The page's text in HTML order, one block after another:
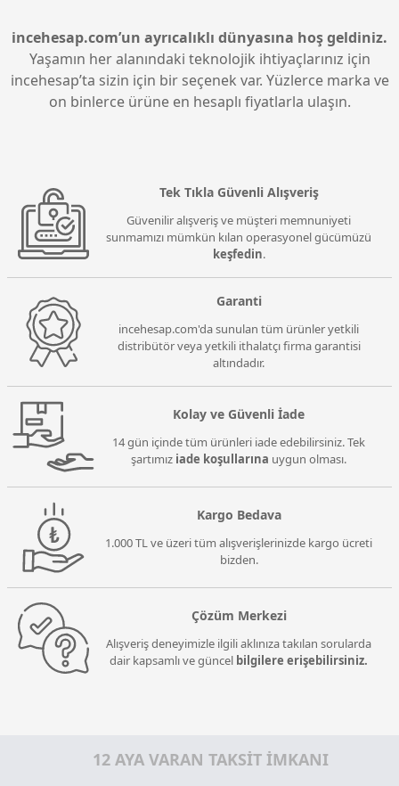
uzun süreli kullanımlarda bilek ağrılarını ve
yorgunluğu önler.
incehesap.com’un ayrıcalıklı dünyasına hoş geldiniz.
Yaşamın her alanındaki teknolojik ihtiyaçlarınız için
incehesap’ta sizin için bir seçenek var. Yüzlerce marka ve
on binlerce ürüne en hesaplı fiyatlarla ulaşın.
Tek Tıkla Güvenli Alışveriş
Güvenilir alışveriş ve müşteri memnuniyeti
sunmamızı mümkün kılan operasyonel gücümüzü
keşfedin.
Garanti
incehesap.com'da sunulan tüm ürünler yetkili
distribütör veya yetkili ithalatçı firma garantisi
altındadır.
Kolay ve Güvenli İade
14 gün içinde tüm ürünleri iade edebilirsiniz. Tek
şartımız iade koşullarına uygun olması.
Kargo Bedava
1.000 TL ve üzeri tüm alışverişlerinizde kargo ücreti
bizden.
Çözüm Merkezi
Alışveriş deneyimizle ilgili aklınıza takılan sorularda
dair kapsamlı ve güncel bilgilere erişebilirsiniz.
12 AYA VARAN TAKSİT İMKANI